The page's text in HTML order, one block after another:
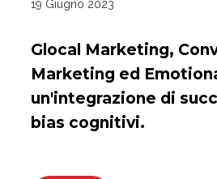
19 Giugno 2023
Glocal Marketing,
Marketing ed
un'integrazione di
bias cognitivi.